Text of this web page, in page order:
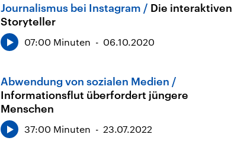
Journalismus bei Instagram
Die interaktiven
Storyteller
07:00 Minuten 06.10.2020
Abwendung von sozialen Medien
Informationsflut überfordert jüngere
Menschen
37:00 Minuten 23.07.2022